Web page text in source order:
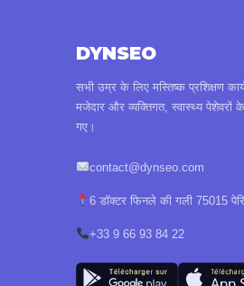
DYNSEO
सभी उम्र के लिए मस्तिष्क प्रशिक्षण
मजेदार और व्यक्तिगत, स्वास्थ्य पेशेवरों
गए।
contact@dynseo.com
6 डॉक्टर फिनले की गली 75015
+33 9 66 93 84 22